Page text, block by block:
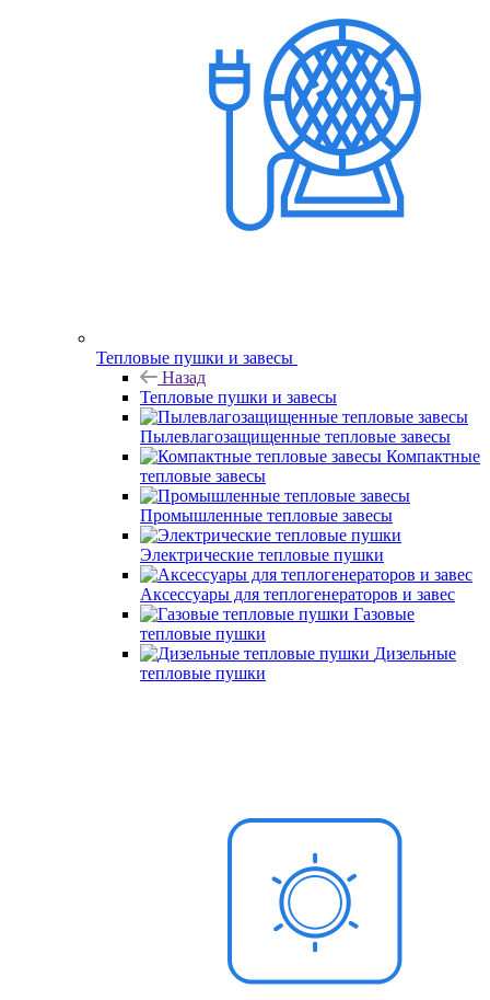
Тепловые пушки и завесы
Назад
Тепловые пушки и завесы
Пылевлагозащищенные тепловые завесы
Компактные
тепловые завесы
Промышленные тепловые завесы
Электрические тепловые пушки
Аксессуары для теплогенераторов и завес
Газовые
тепловые пушки
Дизельные
тепловые пушки